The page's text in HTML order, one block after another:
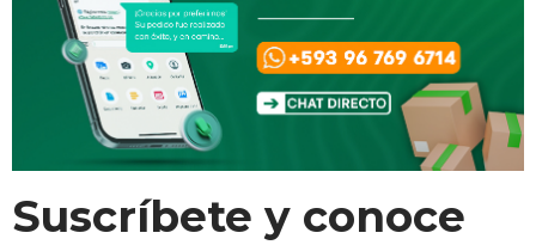
Suscríbete y conoce